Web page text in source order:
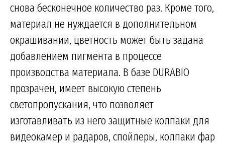
снова бесконечное количество раз. Кроме того,
материал не нуждается в дополнительном
окрашивании, цветность может быть задана
добавлением пигмента в процессе
производства материала. В базе DURABIO
прозрачен, имеет высокую степень
светопропускания, что позволяет
изготавливать из него защитные колпаки для
видеокамер и радаров, спойлеры, колпаки фар